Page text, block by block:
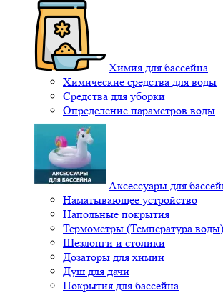
Химия для бассейна
Химические средства для воды
Средства для уборки
Определение параметров воды
Аксессуары для
Наматывающее устройство
Напольные покрытия
Термометры (Температура воды)
Шезлонги и столики
Дозаторы для химии
Душ для дачи
Покрытия для бассейна